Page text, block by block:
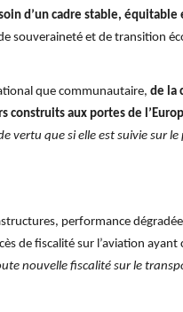
d’un cadre stable, équitable
souveraineté et de transition
que communautaire, de la
construits aux portes de
vertu que si elle est suivie sur le
performance
de fiscalité sur l’aviation ayant
nouvelle fiscalité sur le